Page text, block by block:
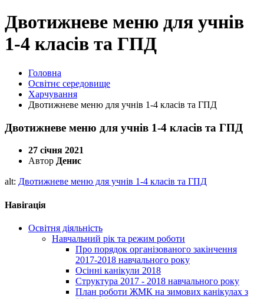
Двотижневе меню для учнів
1-4 класів та ГПД
Головна
Освітнє середовище
Харчування
Двотижневе меню для учнів 1-4 класів та ГПД
Двотижневе меню для учнів 1-4 класів та ГПД
27 січня 2021
Автор Денис
alt: Двотижневе меню для учнів 1-4 класів та ГПД
Навігація
Освітня діяльність
Навчальний рік та режим роботи
Про порядок організованого закінчення
2017-2018 навчального року
Осінні канікули 2018
Структура 2017 - 2018 навчального року
План роботи ЖМК на зимових канікулах з